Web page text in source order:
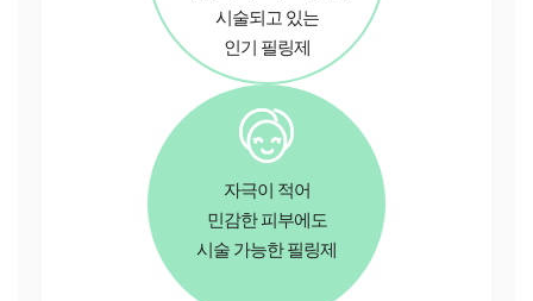
시술되고 있는
인기 필링제
자극이 적어
민감한 피부에도
시술 가능한 필링제